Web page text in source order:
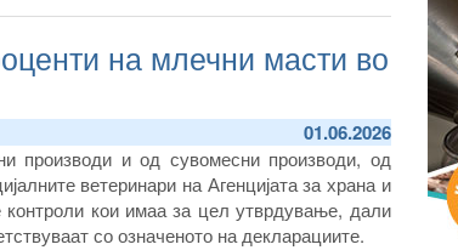
на млечни масти во
01.06.2026
производи и од сувомесни производи, од
ветеринари на Агенцијата за храна и
кои имаа за цел утврдување, дали
со означеното на декларациите.